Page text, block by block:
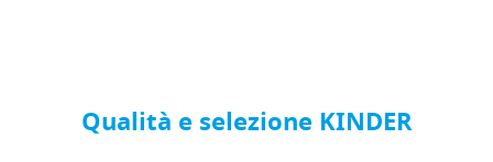
Qualità e selezione KINDER